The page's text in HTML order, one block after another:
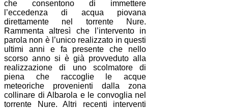
che consentono di immettere
l’eccedenza di acqua piovana
direttamente nel torrente Nure.
Rammenta altresì che l’intervento in
parola non è l’unico realizzato in questi
ultimi anni e fa presente che nello
scorso anno si è già provveduto alla
realizzazione di uno scolmatore di
piena che raccoglie le acque
meteoriche provenienti dalla zona
collinare di Albarola e le convoglia nel
torrente Nure. Altri recenti interventi